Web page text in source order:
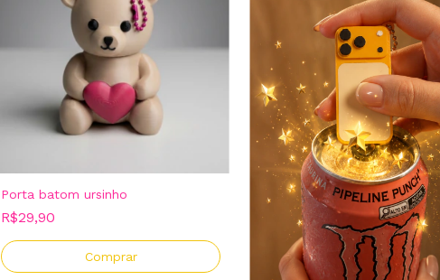
Porta batom ursinho
R$29,90